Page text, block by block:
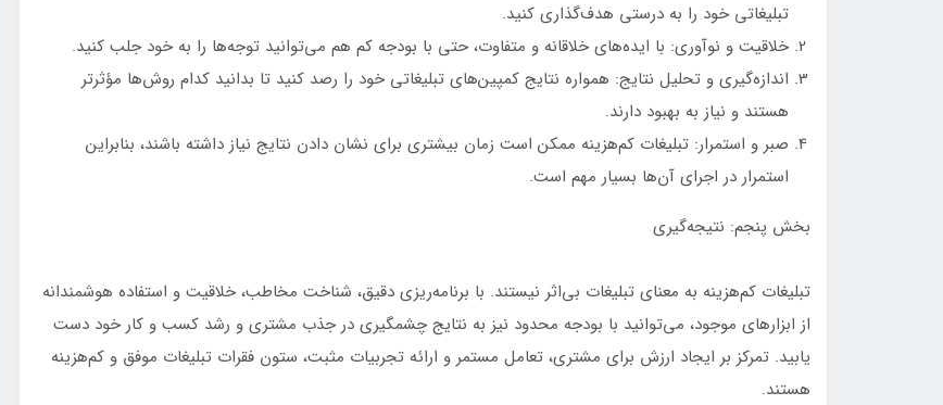
تبلیغاتی خود را به درستی هدف‌گذاری کنید.
خلاقیت و نوآوری: با ایده‌های خلاقانه و متفاوت، حتی با بودجه کم هم می‌توانید توجه‌ها را به خود جلب کنید.
اندازه‌گیری و تحلیل نتایج: همواره نتایج کمپین‌های تبلیغاتی خود را رصد کنید تا بدانید کدام روش‌ها مؤثرتر
هستند و نیاز به بهبود دارند.
صبر و استمرار: تبلیغات کم‌هزینه ممکن است زمان بیشتری برای نشان دادن نتایج نیاز داشته باشند، بنابراین
استمرار در اجرای آن‌ها بسیار مهم است.
بخش پنجم: نتیجه‌گیری
تبلیغات کم‌هزینه به معنای تبلیغات بی‌اثر نیستند. با برنامه‌ریزی دقیق، شناخت مخاطب، خلاقیت و استفاده هوشمندانه
از ابزارهای موجود، می‌توانید با بودجه محدود نیز به نتایج چشمگیری در جذب مشتری و رشد کسب و کار خود دست
یابید. تمرکز بر ایجاد ارزش برای مشتری، تعامل مستمر و ارائه تجربیات مثبت، ستون فقرات تبلیغات موفق و کم‌هزینه
هستند.